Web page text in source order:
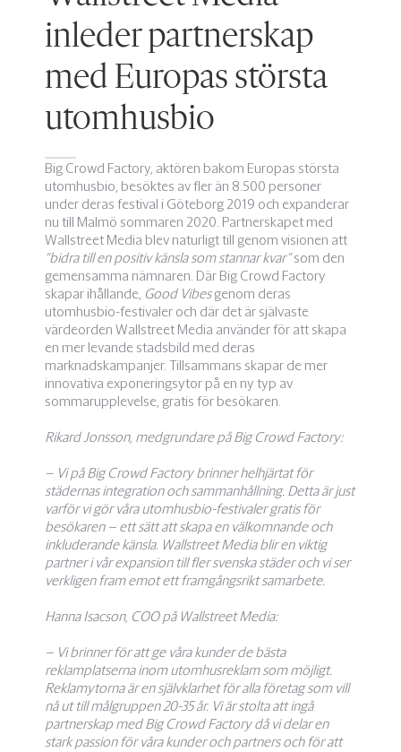
inleder partnerskap
med Europas största
utomhusbio
Big Crowd Factory, aktören bakom Europas största
utomhusbio, besöktes av fler än 8.500 personer
under deras festival i Göteborg 2019 och expanderar
nu till Malmö sommaren 2020. Partnerskapet med
Wallstreet Media blev naturligt till genom visionen att
“bidra till en positiv känsla som stannar kvar”som den
gemensamma nämnaren. Där Big Crowd Factory
skapar ihållande, Good Vibesgenom deras
utomhusbio-festivaler och där det är självaste
värdeorden Wallstreet Media använder för att skapa
en mer levande stadsbild med deras
marknadskampanjer. Tillsammans skapar de mer
innovativa exponeringsytor på en ny typ av
sommarupplevelse, gratis för besökaren.
Rikard Jonsson, medgrundare på Big Crowd Factory:
– Vi på Big Crowd Factory brinner helhjärtat för
städernas integration och sammanhållning. Detta är just
varför vi gör våra utomhusbio-festivaler gratis för
besökaren – ett sätt att skapa en välkomnande och
inkluderande känsla. Wallstreet Media blir en viktig
partner i vår expansion till fler svenska städer och vi ser
verkligen fram emot ett framgångsrikt samarbete.
Hanna Isacson, COO på Wallstreet Media:
– Vi brinner för att ge våra kunder de bästa
reklamplatserna inom utomhusreklam som möjligt.
Reklamytorna är en självklarhet för alla företag som vill
nå ut till målgruppen 20-35 år. Vi är stolta att ingå
partnerskap med Big Crowd Factory då vi delar en
stark passion för våra kunder och partners och för att